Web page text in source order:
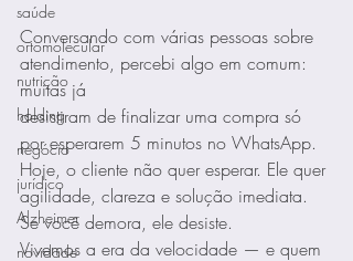
saúde
ortomolecular
nutrição
holding
negócio
jurídico
Alzheimer
novidade
Conversando com várias pessoas sobre
atendimento, percebi algo em comum:
muitas já
desistiram de finalizar uma compra só
por esperarem 5 minutos no WhatsApp.
Hoje, o cliente não quer esperar. Ele quer
agilidade, clareza e solução imediata.
Se você demora, ele desiste.
Vivemos a era da velocidade — e quem